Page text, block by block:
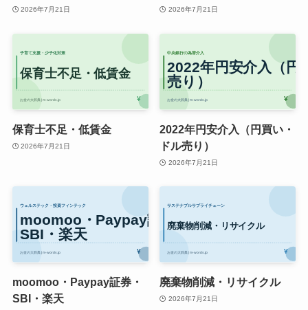
2026年7月21日 2026年7月21日
保育士不足・低賃金
2026年7月21日
2022年円安介入（円買い・
ドル売り）
2026年7月21日
moomoo・Paypay証券・
SBI・楽天
廃棄物削減・リサイクル
2026年7月21日